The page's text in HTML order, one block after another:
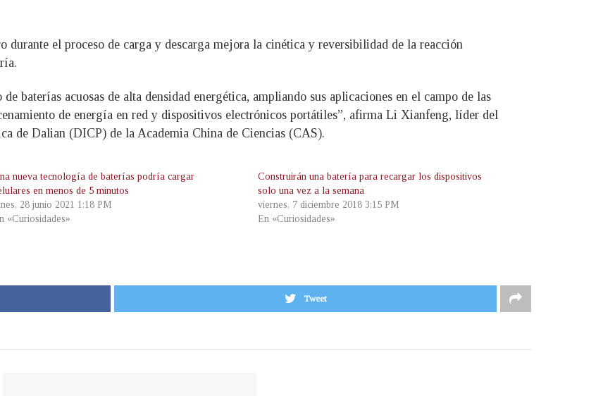
el proceso de carga y descarga mejora la cinética y reversibilidad de la reacción
baterías acuosas de alta densidad energética, ampliando sus aplicaciones en el campo de las
de energía en red y dispositivos electrónicos portátiles”, afirma Li Xianfeng, líder del
de Dalian (DICP) de la Academia China de Ciencias (CAS).
nueva tecnología de baterías podría cargar
en menos de 5 minutos
28 junio 2021 1:18 PM
«Curiosidades»
Construirán una batería para recargar los dispositivos
solo una vez a la semana
viernes, 7 diciembre 2018 3:15 PM
En «Curiosidades»
Tweet